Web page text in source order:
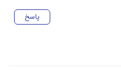
پاسخ